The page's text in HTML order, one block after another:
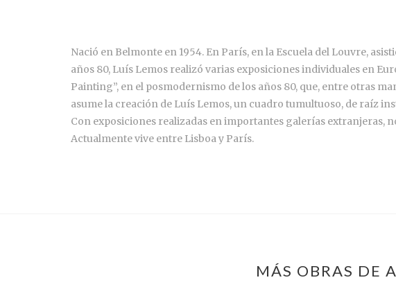
Nació en Belmonte en 1954. En París, en la Escuela del Louvre,
años 80, Luís Lemos realizó varias exposiciones individuales en
Painting”, en el posmodernismo de los años 80, que, entre otras
asume la creación de Luís Lemos, un cuadro tumultuoso, de raíz
Con exposiciones realizadas en importantes galerías extranjeras,
Actualmente vive entre Lisboa y París.
MÁS OBRAS DE